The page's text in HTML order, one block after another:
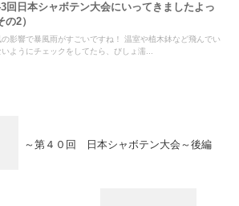
回日本シャボテン大会にいってきましたよっ
の2）
の影響で暴風雨がすごいですね！ 温室や植木鉢など飛んでい
いようにチェックをしてたら、びしょ濡...
～第４０回 日本シャボテン大会～後編